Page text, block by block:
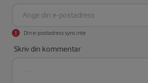
Din e-postadress syns inte
Skriv din kommentar